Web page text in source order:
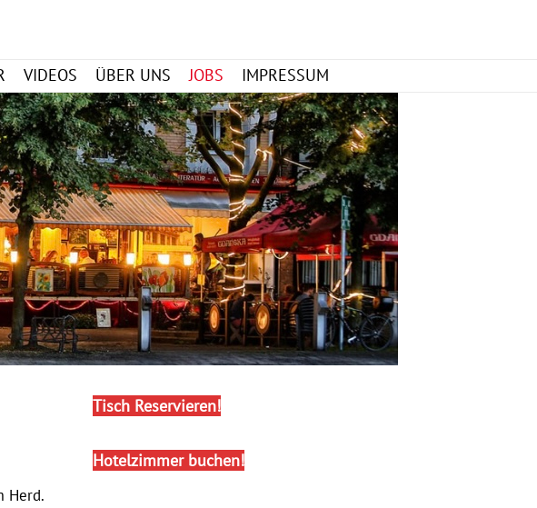
VIDEOS ÜBER UNS JOBS IMPRESSUM
Herd.
Tisch Reservieren!
Hotelzimmer buchen!